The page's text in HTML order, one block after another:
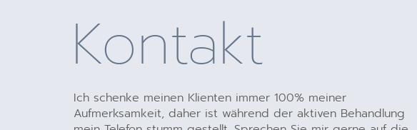
Kontakt
Ich schenke meinen Klienten immer 100% meiner
Aufmerksamkeit, daher ist während der aktiven Behandlung